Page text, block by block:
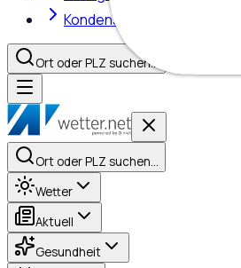
Kondensstreifen
Ort oder PLZ suchen…
Ort oder PLZ suchen…
Wetter
Aktuell
Gesundheit